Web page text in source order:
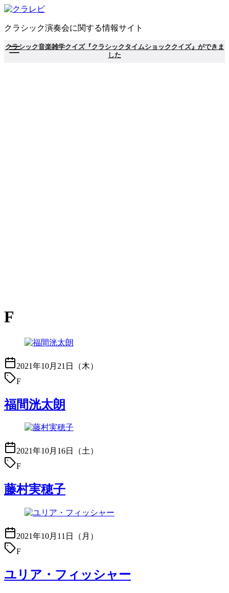
コ
テ
ツ
クラシック演奏会に関する情報サイト
クラシック音楽雑学クイズ『クラシックタイムショッククイズ』ができま
した
F
2021年10月21日（木）
F
福間洸太朗
2021年10月16日（土）
F
藤村実穂子
2021年10月11日（月）
F
ユリア・フィッシャー